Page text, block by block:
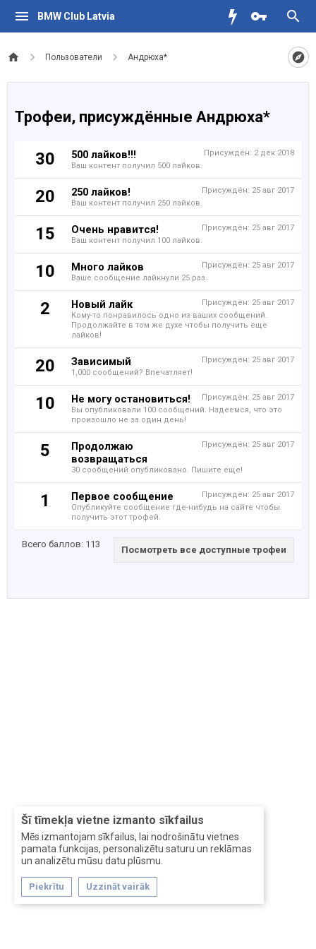
BMW Club Latvia
Пользователи Андрюха*
Šī tīmekļa vietne izmanto sīkfailus
Mēs izmantojam sīkfailus, lai nodrošinātu vietnes
pamata funkcijas, personalizētu saturu un reklāmas
un analizētu mūsu datu plūsmu.
Piekrītu Uzzināt vairāk
Трофеи, присуждённые Андрюха*
30 Присуждён: 2 дек 2018
500 лайков!!!
Ваш контент получил 500 лайков.
20 Присуждён: 25 авг 2017
250 лайков!
Ваш контент получил 250 лайков.
15 Присуждён: 25 авг 2017
Очень нравится!
Ваш контент получил 100 лайков.
10 Присуждён: 25 авг 2017
Много лайков
Ваше сообщение лайкнули 25 раз.
2 Присуждён: 25 авг 2017
Новый лайк
Кому-то понравилось одно из ваших сообщений.
Продолжайте в том же духе чтобы получить еще
лайков!
20 Присуждён: 25 авг 2017
Зависимый
1,000 сообщений? Впечатляет!
10 Присуждён: 25 авг 2017
Не могу остановиться!
Вы опубликовали 100 сообщений. Надеемся, что это
произошло не за один день!
5 Присуждён: 25 авг 2017
Продолжаю
возвращаться
30 сообщений опубликовано. Пишите еще!
1 Присуждён: 25 авг 2017
Первое сообщение
Опубликуйте сообщение где-нибудь на сайте чтобы
получить этот трофей.
Всего баллов: 113
Посмотреть все доступные трофеи